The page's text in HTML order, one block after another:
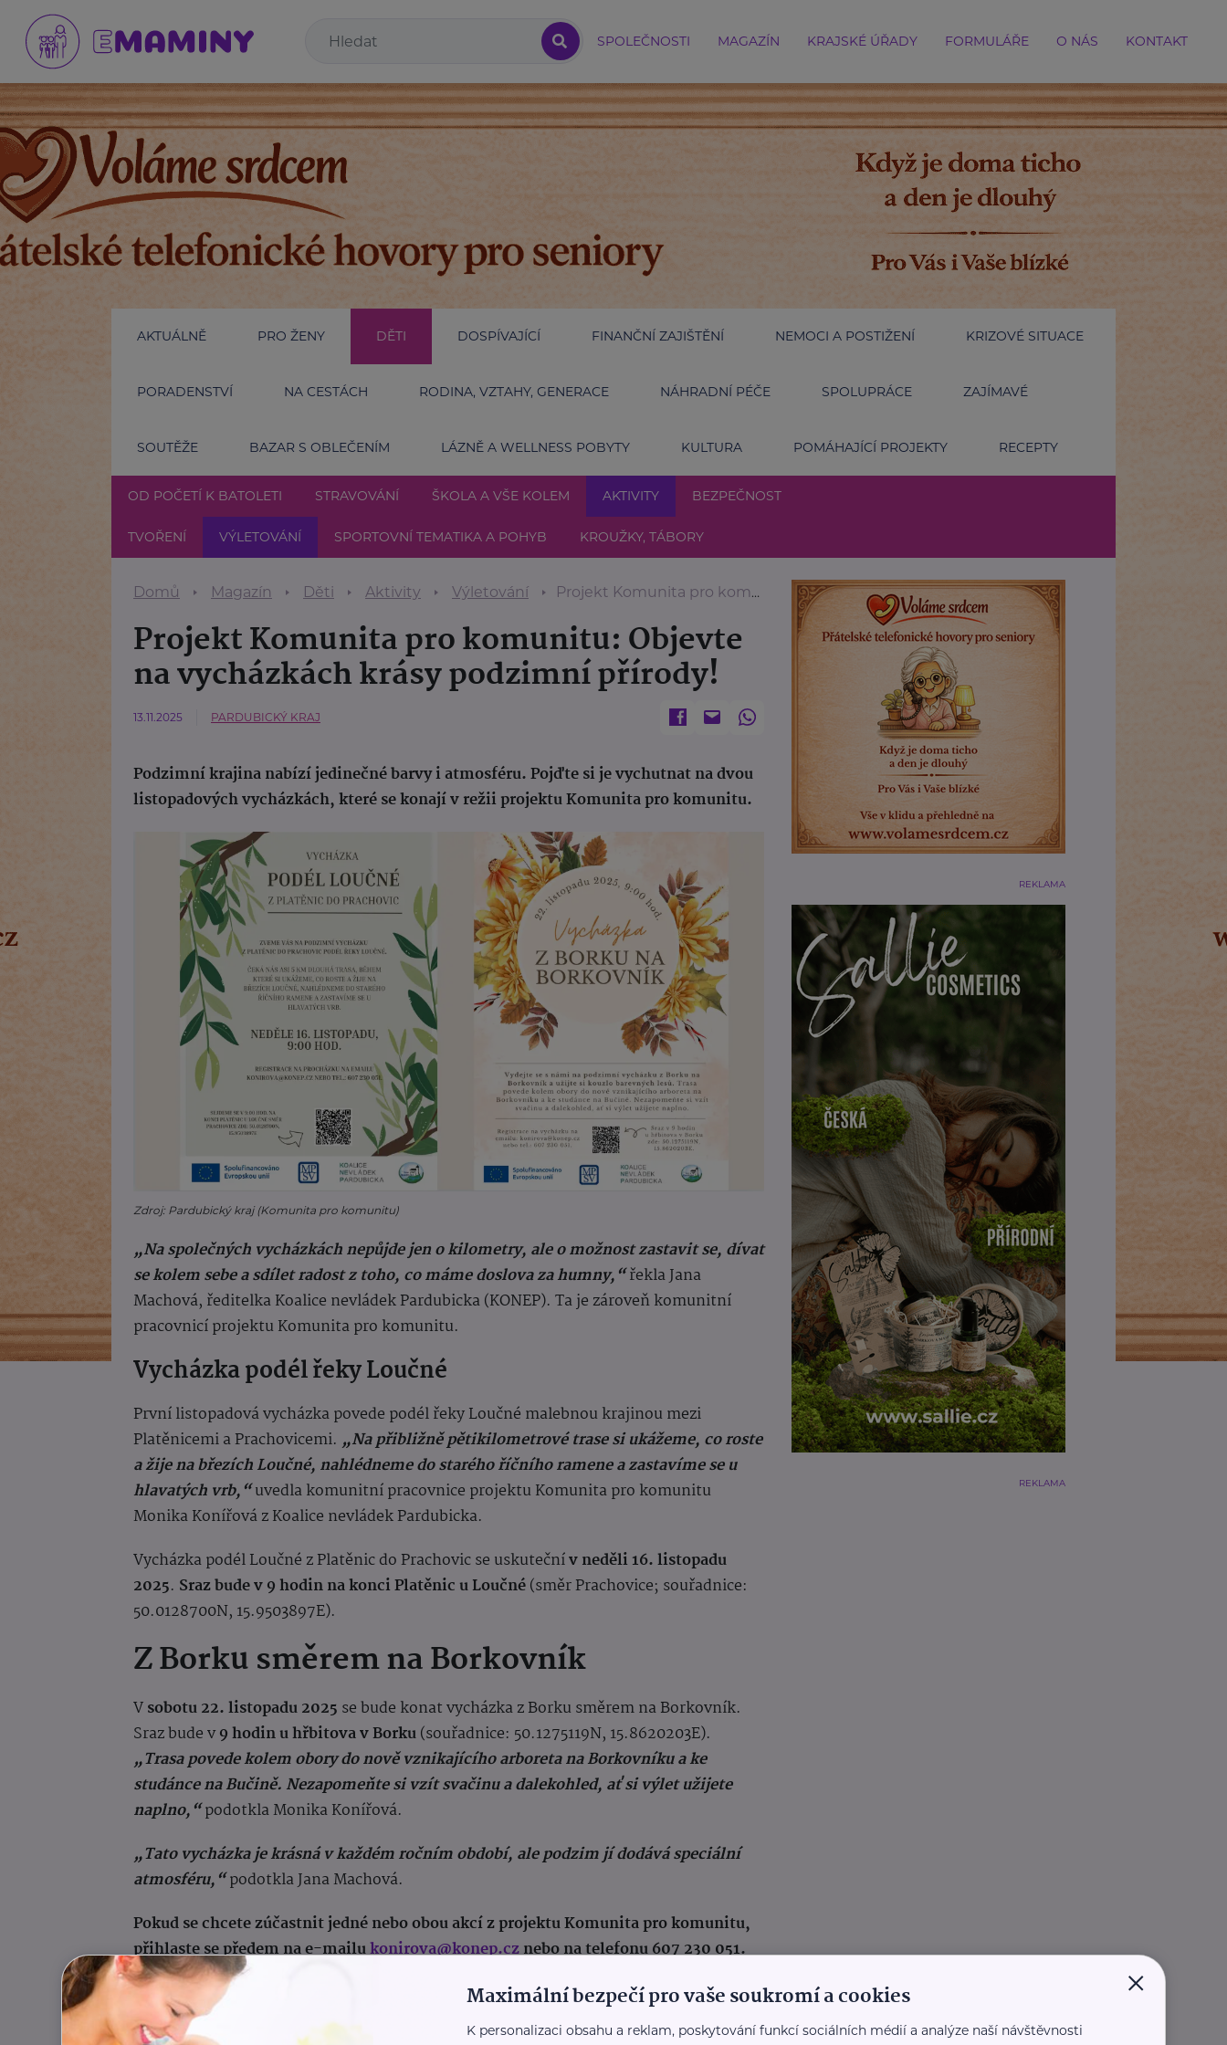
SPOLEČNOSTI MAGAZÍN KRAJSKÉ ÚŘADY FORMULÁŘE O NÁS KONTAKT
AKTUÁLNĚ PRO ŽENY DĚTI DOSPÍVAJÍCÍ FINANČNÍ ZAJIŠTĚNÍ NEMOCI A POSTIŽENÍ KRIZOVÉ SITUACE
PORADENSTVÍ NA CESTÁCH RODINA, VZTAHY, GENERACE NÁHRADNÍ PÉČE SPOLUPRÁCE ZAJÍMAVÉ
SOUTĚŽE BAZAR S OBLEČENÍM LÁZNĚ A WELLNESS POBYTY KULTURA POMÁHAJÍCÍ PROJEKTY RECEPTY
OD POČETÍ K BATOLETI STRAVOVÁNÍ ŠKOLA A VŠE KOLEM AKTIVITY BEZPEČNOST
TVOŘENÍ VÝLETOVÁNÍ SPORTOVNÍ TEMATIKA A POHYB KROUŽKY, TÁBORY
Domů Magazín Děti Aktivity Výletování Projekt Komunita pro komunitu: Objevte na vycházkách krásy podzimní přírody!
Projekt Komunita pro komunitu: Objevte
na vycházkách krásy podzimní přírody!
13.11.2025 PARDUBICKÝ KRAJ
Podzimní krajina nabízí jedinečné barvy i atmosféru. Pojďte si je vychutnat na dvou
listopadových vycházkách, které se konají v režii projektu Komunita pro komunitu.
Zdroj: Pardubický kraj (Komunita pro komunitu)
„Na společných vycházkáchnepůjde jen o kilometry, ale o možnost zastavit se, dívat
se kolem sebe a sdílet radost z toho, co máme doslova za humny,“řekla Jana
Machová, ředitelka Koalice nevládek Pardubicka (KONEP). Ta je zároveň komunitní
pracovnicí projektu Komunita pro komunitu.
Vycházka podél řeky Loučné
První listopadová vycházka povede podél řeky Loučné malebnou krajinou mezi
Platěnicemi a Prachovicemi. „Na přibližně pětikilometrové trase si ukážeme, co roste
a žije na březích Loučné, nahlédneme do starého říčního ramene a zastavíme se u
hlavatých vrb,“uvedla komunitní pracovnice projektu Komunita pro komunitu
Monika Konířová z Koalice nevládek Pardubicka.
Vycházka podél Loučné z Platěnic do Prachovic se uskutečnív neděli 16. listopadu
2025. Sraz bude v 9 hodin na konci Platěnic u Loučné(směr Prachovice; souřadnice:
50.0128700N, 15.9503897E).
Z Borku směrem na Borkovník
Vsobotu 22. listopadu 2025 se bude konat vycházka z Borku směrem na Borkovník.
Sraz bude v9 hodinu hřbitova v Borku(souřadnice: 50.1275119N, 15.8620203E).
„Trasa povede kolem obory do nově vznikajícího arboreta na Borkovníku a ke
studánce na Bučině. Nezapomeňte si vzít svačinu a dalekohled, ať si výlet užijete
naplno,“podotkla Monika Konířová.
„Tato vycházka je krásná v každém ročním období, ale podzim jí dodává speciální
atmosféru,“podotkla Jana Machová.
Pokud se chcete zúčastnit jedné nebo obou akcí z projektu Komunita pro komunitu,
přihlaste se předem na e-mailukonirova@konep.cznebo na telefonu 607 230 051.
Cíl: stmelovat rodiny
Komunita pro komunitu je název projektu
Místní akční skupiny (MAS) Regionu
REKLAMA
REKLAMA
×
Maximální bezpečí pro vaše soukromí a cookies
K personalizaci obsahu a reklam, poskytování funkcí sociálních médií a analýze naší návštěvnosti